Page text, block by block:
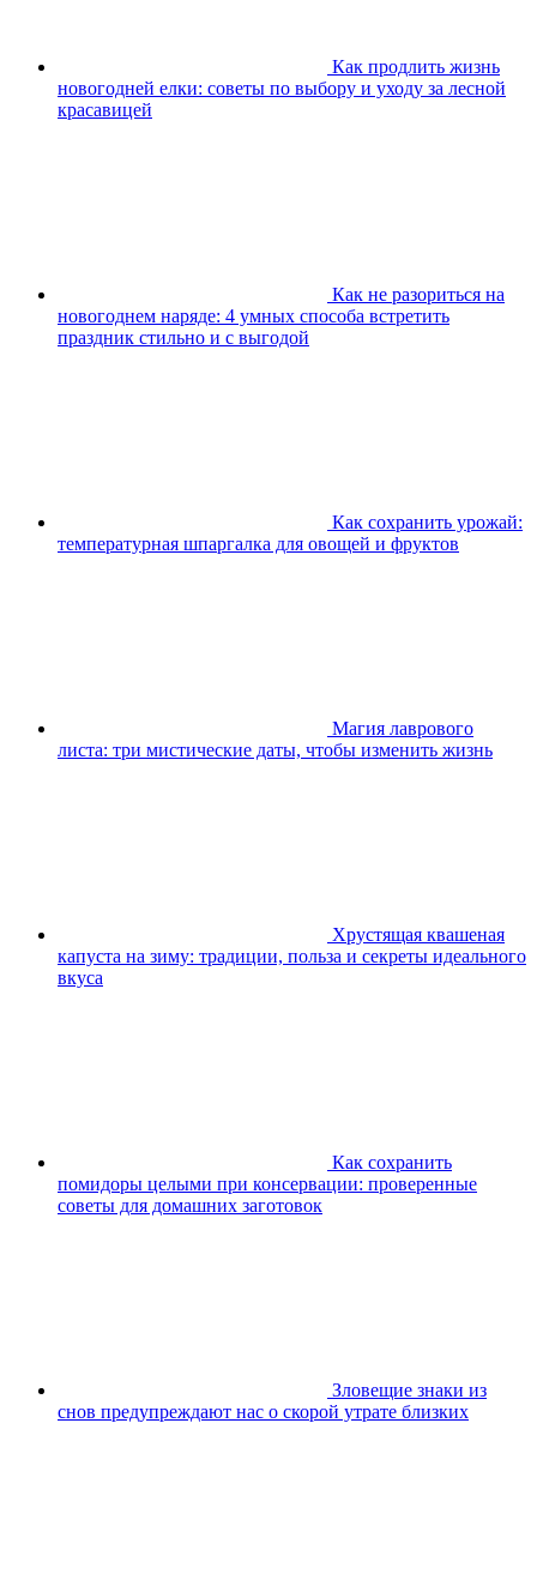
Как продлить жизнь
новогодней елки: советы по выбору и уходу за лесной
красавицей
Как не разориться на
новогоднем наряде: 4 умных способа встретить
праздник стильно и с выгодой
Как сохранить урожай:
температурная шпаргалка для овощей и фруктов
Магия лаврового
листа: три мистические даты, чтобы изменить жизнь
Хрустящая квашеная
капуста на зиму: традиции, польза и секреты идеального
вкуса
Как сохранить
помидоры целыми при консервации: проверенные
советы для домашних заготовок
Зловещие знаки из
снов предупреждают нас о скорой утрате близких